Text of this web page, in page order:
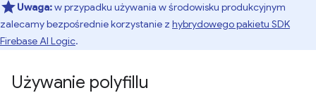
Uwaga:w przypadku używania w środowisku produkcyjnym
zalecamy bezpośrednie korzystanie z hybrydowego pakietu SDK
Firebase AI Logic.
Używanie polyfillu